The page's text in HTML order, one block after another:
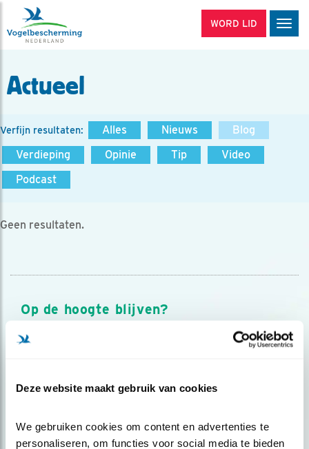
Deze website maakt gebruik van cookies
We gebruiken cookies om content en advertenties te
personaliseren, om functies voor social media te bieden
WORD LID
Actueel
Verfijn resultaten: Alles Nieuws
Blog
Verdieping
Opinie Tip
Video
Podcast
Geen resultaten.
Op de hoogte blijven?
Meld je aan en ontvang nieuws, inspiratie, acties en tips
over vogels en activiteiten van Vogelbescherming.